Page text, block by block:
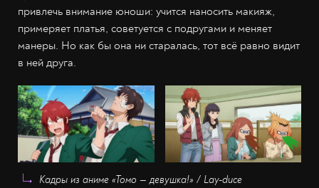
привлечь внимание юноши: учится наносить макияж,
примеряет платья, советуется с подругами и меняет
манеры. Но как бы она ни старалась, тот всё равно видит
в ней друга.
Кадры из аниме «Томо — девушка!» / Lay-duce